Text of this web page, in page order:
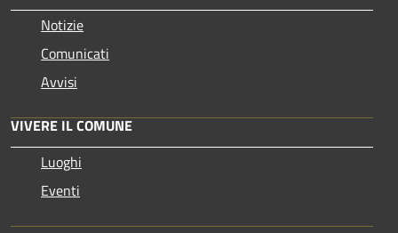
Notizie
Comunicati
Avvisi
VIVERE IL COMUNE
Luoghi
Eventi